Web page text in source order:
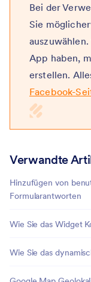
Bei der
Sie
App haben,
erstellen.
Facebook-
Verwandte
Hinzufügen von
Formularantworten
Wie Sie das Widget
Wie Sie das